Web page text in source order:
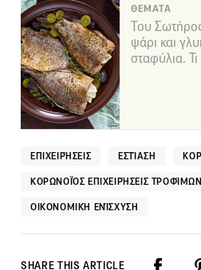
ΘΕΜΑΤΑ
Του
ψάρι και
σταφύλια.
ΕΠΙΧΕΙΡΉΣΕΙΣ ΕΣΤΊΑΣΗ
ΚΟΡΩΝΟΪΌΣ ΕΠΙΧΕΙΡΉΣΕΙΣ ΤΡΟΦΊΜΩΝ
ΟΙΚΟΝΟΜΙΚΉ ΕΝΊΣΧΥΣΗ
SHARE THIS ARTICLE